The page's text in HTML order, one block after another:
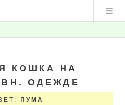
КОШКА НА
ОДЕЖДЕ
ПУМА